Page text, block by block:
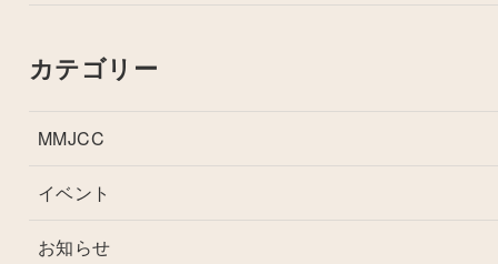
カテゴリー
MMJCC
イベント
お知らせ